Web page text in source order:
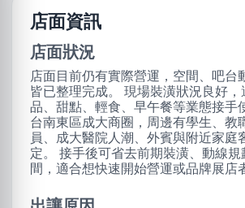
店面資訊
店面狀況
店面目前仍有實際營運，空間、吧台
皆已整理完成。 現場裝潢狀況良好
品、甜點、輕食、早午餐等業態接手
台南東區成大商圈，周邊有學生、教
員、成大醫院人潮、外賓與附近家庭
定。 接手後可省去前期裝潢、動線
間，適合想快速開始營運或品牌展店